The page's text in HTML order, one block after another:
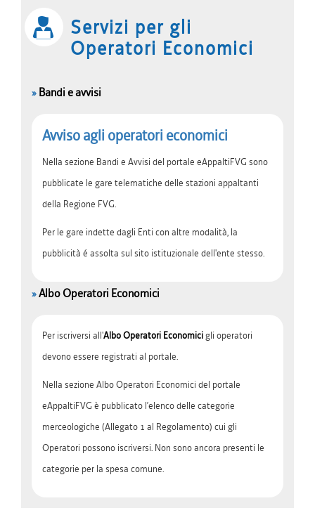
Servizi per gli
Operatori Economici
»Bandi e avvisi
Avviso agli operatori economici
Nella sezione Bandi e Avvisi del portale eAppaltiFVG sono
pubblicate le gare telematiche delle stazioni appaltanti
della Regione FVG.
Per le gare indette dagli Enti con altre modalità, la
pubblicità é assolta sul sito istituzionale dell'ente stesso.
»Albo Operatori Economici
Per iscriversi all'Albo Operatori Economicigli operatori
devono essere registrati al portale.
Nella sezione Albo Operatori Economici del portale
eAppaltiFVG è pubblicato l’elenco delle categorie
merceologiche (Allegato 1 al Regolamento) cui gli
Operatori possono iscriversi. Non sono ancora presenti le
categorie per la spesa comune.